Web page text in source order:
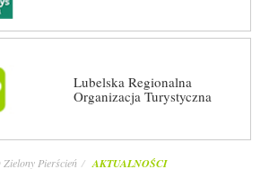
Lubelska Regionalna
Organizacja Turystyczna
Pierścień AKTUALNOŚCI